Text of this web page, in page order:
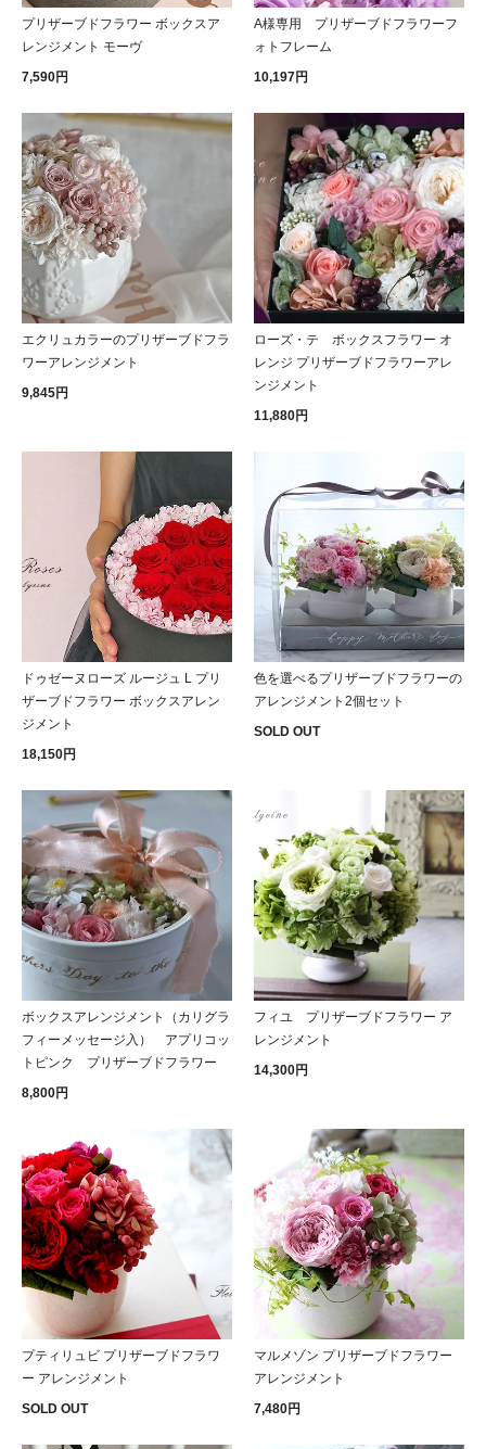
プリザーブドフラワー ボックスア
レンジメント モーヴ
7,590円
A様専用 プリザーブドフラワーフ
ォトフレーム
10,197円
エクリュカラーのプリザーブドフラ
ワーアレンジメント
9,845円
ローズ・テ ボックスフラワー オ
レンジ プリザーブドフラワーアレ
ンジメント
11,880円
ドゥゼーヌローズ ルージュ L プリ
ザーブドフラワー ボックスアレン
ジメント
18,150円
色を選べるプリザーブドフラワーの
アレンジメント2個セット
SOLD OUT
ボックスアレンジメント（カリグラ
フィーメッセージ入） アプリコッ
トピンク プリザーブドフラワー
8,800円
フィユ プリザーブドフラワー ア
レンジメント
14,300円
プティリュビ プリザーブドフラワ
ー アレンジメント
SOLD OUT
マルメゾン プリザーブドフラワー
アレンジメント
7,480円